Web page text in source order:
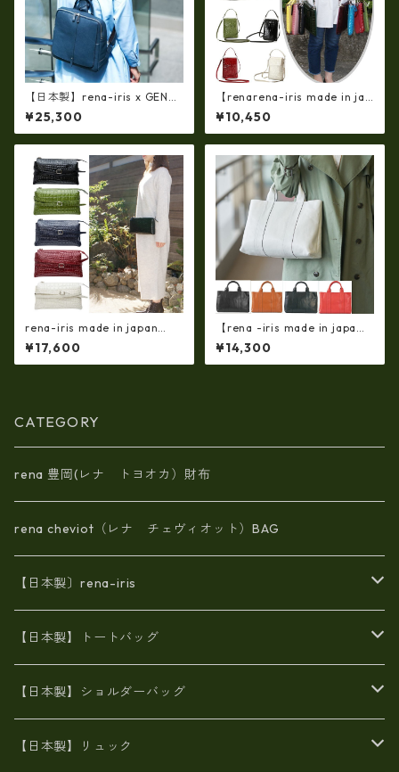
【日本製】rena-iris x GENO
VA（IMAIBAG）コラボ製品ラ
ンドセルデザイン・シュリン
クヌメ牛革・リュック（A4/si
¥25,300
【renarena-iris made in jap
an】【日本製】牛革エナメル
クロコ・縦型お財布スマホ 2
ＷＡＹポシェット ir-660
¥10,450
rena-iris made in japan
【日本製】牛革製品・エナメ
ルクロコ・お財布ショルダー
（横型・三層式）ir-666-a
¥17,600
【rena -iris made in japa
n】【日本製】軽量☆牛革製
品・ヌメ革製・手提げトート
バッグ(A4サイズ） ir-01
¥14,300
CATEGORY
rena 豊岡(レナ トヨオカ）財布
rena cheviot（レナ チェヴィオット）BAG
【日本製〕rena-iris
エナメル（パテント）レザー
牛革製品トート・ショルダー
牛革製品リュック
【日本製】トートバッグ
火山灰染めバッグ
8号帆布
ヌメ革バッグ
【日本製】ショルダーバッグ
漂流ロープバッグ
【日本製】リュック